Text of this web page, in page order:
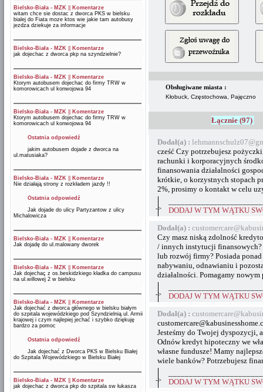
Bielsko-Biała - MZK
Komentarze
witam chce sie dostac z dworca PKS w bielsku
bialej do Fiata moze ktos wie jakie tam autobusy
jezdza dziekuje za informacje
Bielsko-Biała - MZK
Komentarze
jak dojechac z dworca pkp na szyndzielnie?
Bielsko-Biała - MZK
Komentarze
Ktorym autobusem dojechac do firmy TRW w
komorowicach ul konwojowa 94
Bielsko-Biała - MZK
Komentarze
Ktorym autobusem dojechac do firmy TRW w
komorowicach ul konwojowa 94
Ostatnia odpowiedź
jakim autobusem dojade z dworca na
ul.matusiaka?
Bielsko-Biała - MZK
Komentarze
Nie działają strony z rozkładem jazdy !!
Ostatnia odpowiedź
Jak dojade do ulicy Partyzantow z ulicy
Michalowicza
Bielsko-Biała - MZK
Komentarze
Jak dojadę do ul.malowany dworek
Bielsko-Biała - MZK
Komentarze
Jak dojechaç z os.beskidzkiego kładka do campusu
na ul.willowej 2 w bielsku
Bielsko-Biała - MZK
Komentarze
Jak dojechać z dworca głównego w bielsku białym
do szpitala wojewódzkiego pod Szyndzielnią ul. Armii
krajowej i czym najlepiej jechać i szybko dziękuję
bardzo za pomoc
Ostatnia odpowiedź
Jak dojechać z Dworca PKS w Bielsku Białej
do Szpitala Wojewódzkiego w Bielsku Białej
Bielsko-Biała - MZK
Komentarze
jak dojechac z dworca pkp do szpitala sw łukasza
Obsługiwane miasta :
Kłobuck, Częstochowa, Pajęczno
Łącznie (97)
Dodał(a) :
cześć Czy potrzebujesz
rachunki i korporacyjnych
finansowania działalności
krótkie, o korzystnych stopach
2%, prosimy o kontakt w celu
->
DODAJ W TYM WĄTKU
Dodał(a) :
Czy masz niską zdolność
/ innych instytucji finansowych?
lub rozwój firmy? Posiada
nabywaniu, odnawianiu i
działalności. Pomagamy
->
DODAJ W TYM WĄTKU
Dodał(a) :
Jesteśmy do Twojej dyspozycji,
Odnów kredyt hipoteczny we
własne fundusze! Mamy
wiele banków? Potrzebujesz
->
DODAJ W TYM WĄTKU